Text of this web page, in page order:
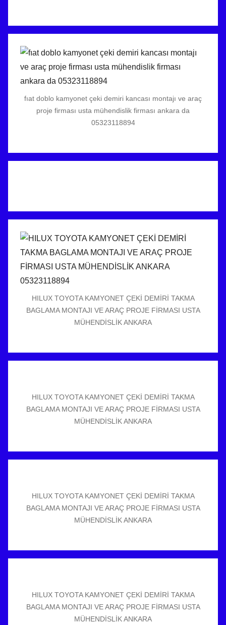
fıat doblo kamyonet çeki demiri kancası montajı ve araç
proje firması usta mühendislik firması ankara da
05323118894
HILUX TOYOTA KAMYONET ÇEKİ DEMİRİ TAKMA
BAGLAMA MONTAJI VE ARAÇ PROJE FİRMASI USTA
MÜHENDİSLİK ANKARA
HILUX TOYOTA KAMYONET ÇEKİ DEMİRİ TAKMA
BAGLAMA MONTAJI VE ARAÇ PROJE FİRMASI USTA
MÜHENDİSLİK ANKARA
HILUX TOYOTA KAMYONET ÇEKİ DEMİRİ TAKMA
BAGLAMA MONTAJI VE ARAÇ PROJE FİRMASI USTA
MÜHENDİSLİK ANKARA
HILUX TOYOTA KAMYONET ÇEKİ DEMİRİ TAKMA
BAGLAMA MONTAJI VE ARAÇ PROJE FİRMASI USTA
MÜHENDİSLİK ANKARA